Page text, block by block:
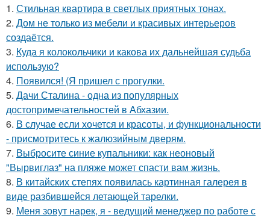
1. Стильная квартира в светлых приятных тонах.
2. Дом не только из мебели и красивых интерьеров
создаётся.
3. Куда я колокольчики и какова их дальнейшая судьба
использую?
4. Появился! (Я пришел с прогулки.
5. Дачи Сталина - одна из популярных
достопримечательностей в Абхазии.
6. В случае если хочется и красоты, и функциональности
- присмотритесь к жалюзийным дверям.
7. Выбросите синие купальники: как неоновый
"Вырвиглаз" на пляже может спасти вам жизнь.
8. В китайских степях появилась картинная галерея в
виде разбившейся летающей тарелки.
9. Меня зовут нарек, я - ведущий менеджер по работе с